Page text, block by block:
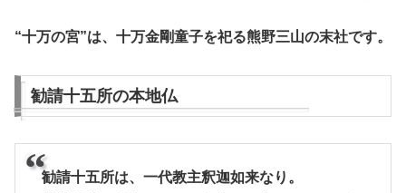
“十万の宮”は、十万金剛童子を祀る熊野三山の末社です。
勧請十五所の本地仏
勧請十五所は、一代教主釈迦如来なり。